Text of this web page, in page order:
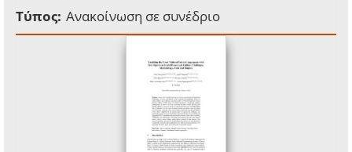
Τύπος: Ανακοίνωση σε συνέδριο